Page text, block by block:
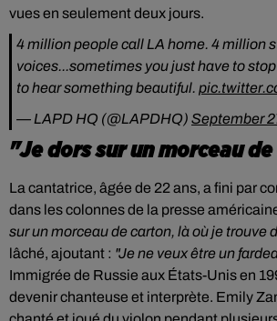
vues en seulement deux jours.
4 million people call LA home. 4 million
voices...sometimes you just have to
to hear something beautiful.
— LAPD HQ (@LAPDHQ) September
"Je dors sur un morceau
La cantatrice, âgée de 22 ans, a fini par
dans les colonnes de la presse
sur un morceau de carton, là où je trouve
lâché, ajoutant : "Je ne veux être un
Immigrée de Russie aux États-Unis en
devenir chanteuse et interprète. Emily